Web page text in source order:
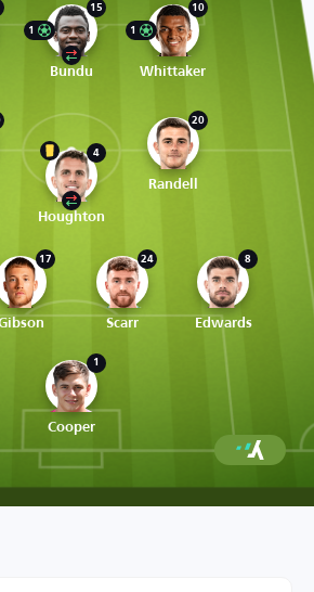
15
1
Bundu
10
1
Whittaker
4
Houghton
20
Randell
17 24
Scarr
8
Edwards
1
Cooper